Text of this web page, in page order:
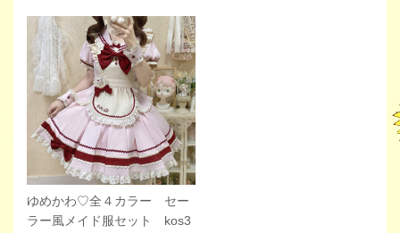
ゆめかわ♡全４カラー セー
ラー風メイド服セット kos3